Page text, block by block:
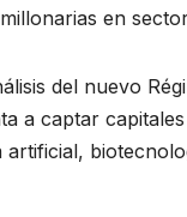
en
del nuevo
a captar